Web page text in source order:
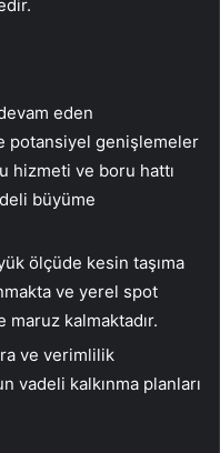
eden
potansiyel genişlemeler
hizmeti ve boru hattı
büyüme
ölçüde kesin taşıma
ve yerel spot
kalmaktadır.
ve verimlilik
vadeli kalkınma planları